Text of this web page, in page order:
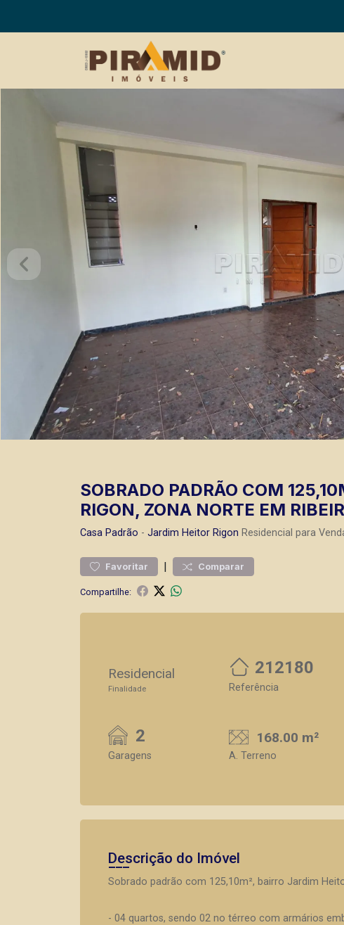
SOBRADO PADRÃO COM
RIGON, ZONA NORTE EM
Casa Padrão - Jardim Heitor Rigon Residencial para
Favoritar | Comparar
Compartilhe:
Residencial
Finalidade
212180
Referência
2
Garagens
168.00 m²
A. Terreno
Descrição do Imóvel
Sobrado padrão com 125,10m², bairro Jardim
- 04 quartos, sendo 02 no térreo com armários